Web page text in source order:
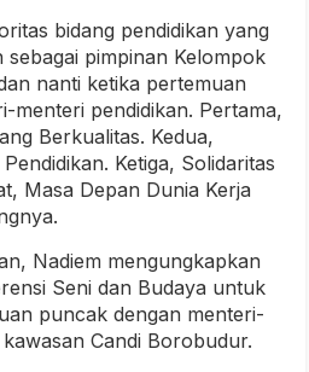
bidang pendidikan yang
pimpinan Kelompok
nanti ketika pertemuan
menteri pendidikan. Pertama,
Berkualitas. Kedua,
Ketiga, Solidaritas
Masa Depan Dunia Kerja
Nadiem mengungkapkan
Seni dan Budaya untuk
puncak dengan menteri-
Candi Borobudur.